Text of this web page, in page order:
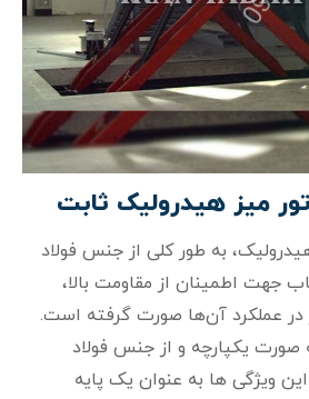
میز هیدرولیک ثابت
به طور کلی از جنس فولاد
جهت اطمینان از مقاومت بالا،
در عملکرد آن‌ها صورت گرفته است.
صورت یکپارچه و از جنس فولاد
ویژگی‌ ها به عنوان یک پایه